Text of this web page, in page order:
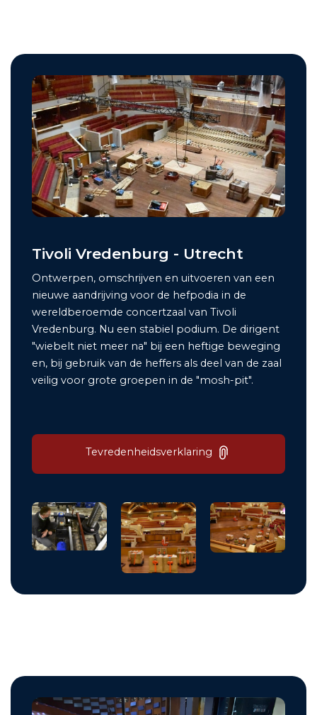
Tivoli Vredenburg - Utrecht
Ontwerpen, omschrijven en uitvoeren van een
nieuwe aandrijving voor de hefpodia in de
wereldberoemde concertzaal van Tivoli
Vredenburg. Nu een stabiel podium. De dirigent
"wiebelt niet meer na" bij een heftige beweging
en, bij gebruik van de heffers als deel van de zaal
veilig voor grote groepen in de "mosh-pit".
Tevredenheidsverklaring